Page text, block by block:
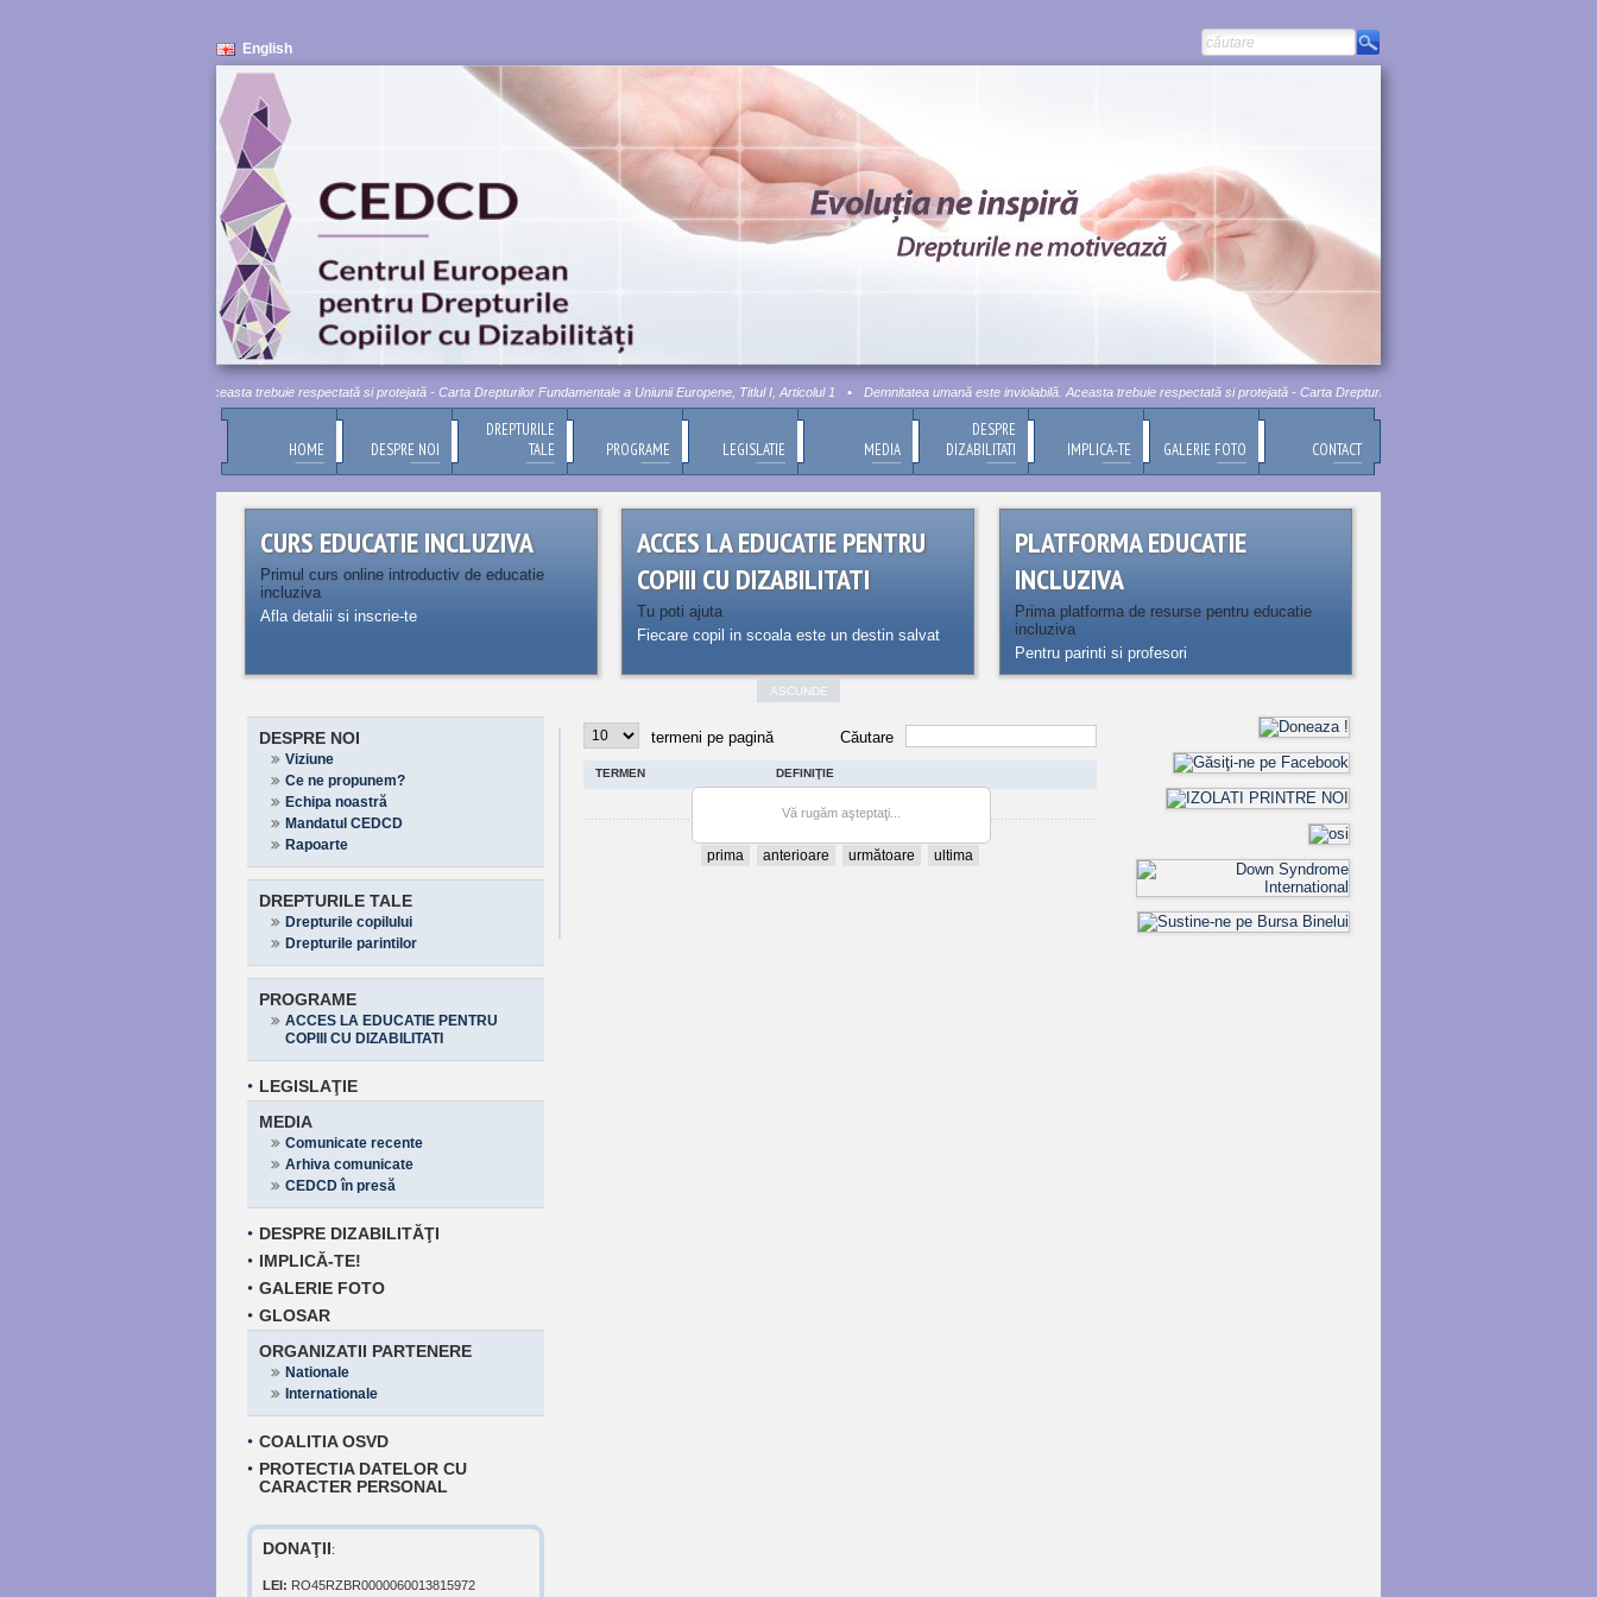
English
umană este inviolabilă. Aceasta trebuie respectată si protejată - Carta Drepturilor Fundamentale a Uniunii Europene, Titlul I, Articolul 1 • Demnitatea umană este inviolabilă. Aceasta trebuie respectată si protejată - Carta Drepturilor Fundamentale a Uniunii Europene,
HOME DESPRE NOI
DREPTURILE
TALE
PROGRAME LEGISLATIE MEDIA
DESPRE
DIZABILITATI
IMPLICA-TE GALERIE FOTO CONTACT
CURS EDUCATIE INCLUZIVA
Primul curs online introductiv de educatie
incluziva
Afla detalii si inscrie-te
ACCES LA EDUCATIE PENTRU
COPIII CU DIZABILITATI
Tu poti ajuta
Fiecare copil in scoala este un destin salvat
PLATFORMA EDUCATIE
INCLUZIVA
Prima platforma de resurse pentru educatie
incluziva
Pentru parinti si profesori
ASCUNDE
DESPRE NOI
Viziune
Ce ne propunem?
Echipa noastră
Mandatul CEDCD
Rapoarte
DREPTURILE TALE
Drepturile copilului
Drepturile parintilor
PROGRAME
ACCES LA EDUCATIE PENTRU
COPIII CU DIZABILITATI
LEGISLAŢIE
MEDIA
Comunicate recente
Arhiva comunicate
CEDCD în presă
DESPRE DIZABILITĂŢI
IMPLICĂ-TE!
GALERIE FOTO
GLOSAR
ORGANIZATII PARTENERE
Nationale
Internationale
COALITIA OSVD
PROTECTIA DATELOR CU
CARACTER PERSONAL
DONAŢII:
LEI: RO45RZBR0000060013815972
termeni pe pagină Căutare
Vă rugăm aşteptaţi...
TERMEN DEFINIŢIE
Se încarcă informaţia din baza de date...
prima anterioare următoare ultima